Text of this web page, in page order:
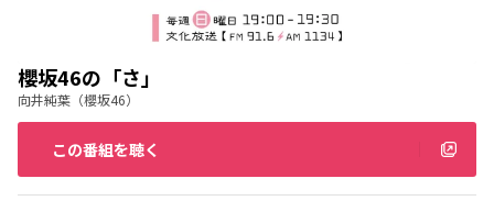
櫻坂46の「さ」
向井純葉（櫻坂46）
この番組を聴く